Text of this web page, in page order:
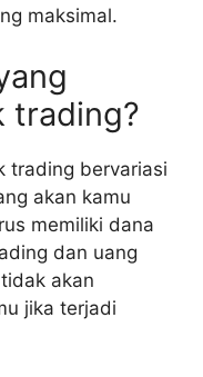
maksimal.
trading?
trading bervariasi
akan kamu
memiliki dana
dan uang
akan
jika terjadi